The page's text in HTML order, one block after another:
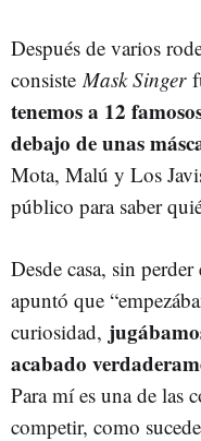
Después de varios
consisteMask Singer
tenemos a 12
debajo de unas
Mota, Malú y Los
público para saber
Desde casa, sin
apuntó que
curiosidad,
acabado
Para mí es una de las
competir, como